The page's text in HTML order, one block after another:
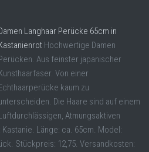
Langhaar Perücke 65cm in
Hochwertige Damen
Perücken. Aus feinster japanischer
Kunsthaarfaser. Von einer
Echthaarperücke kaum zu
Die Haare sind auf einem
Luftdurchlässigen, Atmungsaktiven
Länge: ca. 65cm. Model:
Stückpreis: 12,75. Versandkosten: